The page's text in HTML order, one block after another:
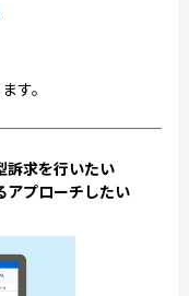
す。
訴求を行いたい
アプローチしたい